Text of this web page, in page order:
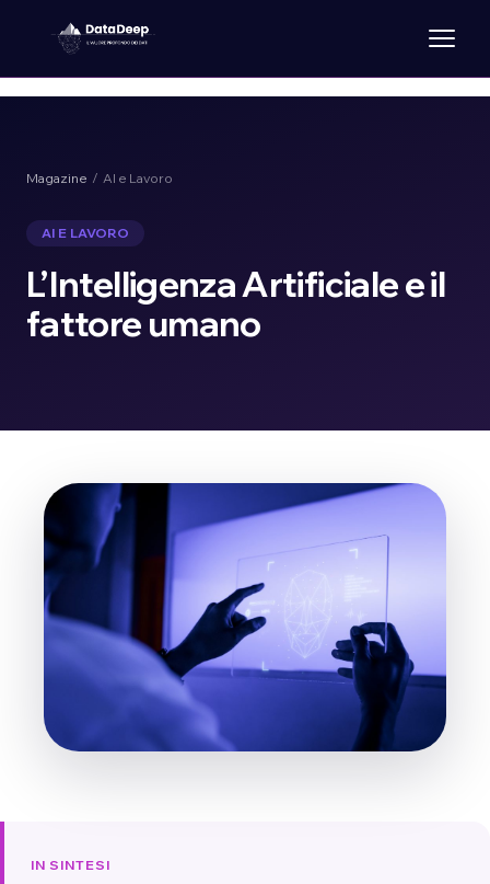
Magazine / AI e Lavoro
AI E LAVORO
L’Intelligenza Artificiale e il
fattore umano
IN SINTESI